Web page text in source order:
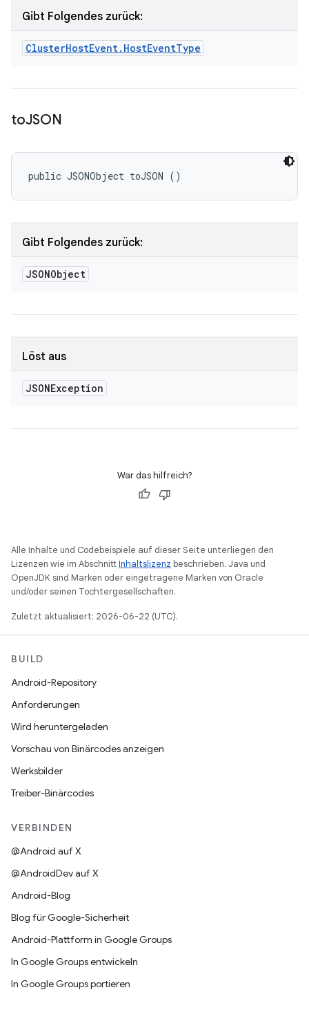
Gibt Folgendes zurück:
ClusterHostEvent. HostEventType
toJSON
public JSONObject toJSON ()
Gibt Folgendes zurück:
JSONObject
Löst aus
JSONException
War das hilfreich?
Alle Inhalte und Codebeispiele auf dieser Seite unterliegen den
Lizenzen wie im AbschnittInhaltslizenz beschrieben. Java und
OpenJDK sind Marken oder eingetragene Marken von Oracle
und/oder seinen Tochtergesellschaften.
Zuletzt aktualisiert: 2026-06-22 (UTC).
BUILD
Android-Repository
Anforderungen
Wird heruntergeladen
Vorschau von Binärcodes anzeigen
Werksbilder
Treiber-Binärcodes
VERBINDEN
@Android auf X
@AndroidDev auf X
Android-Blog
Blog für Google-Sicherheit
Android-Plattform in Google Groups
In Google Groups entwickeln
In Google Groups portieren